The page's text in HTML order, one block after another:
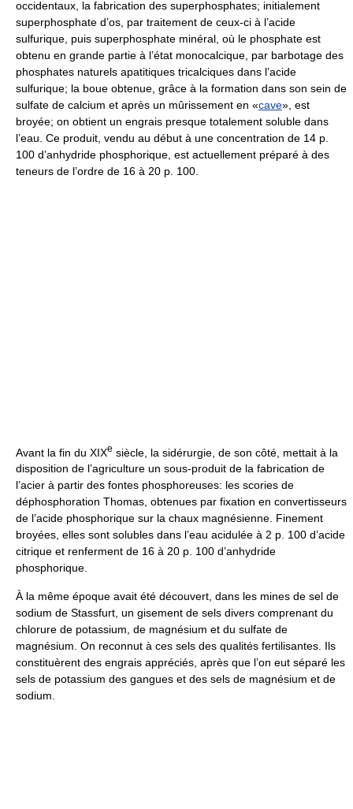
occidentaux, la fabrication des superphosphates; initialement
superphosphate d’os, par traitement de ceux-ci à l’acide
sulfurique, puis superphosphate minéral, où le phosphate est
obtenu en grande partie à l’état monocalcique, par barbotage des
phosphates naturels apatitiques tricalciques dans l’acide
sulfurique; la boue obtenue, grâce à la formation dans son sein de
sulfate de calcium et après un mûrissement en «cave», est
broyée; on obtient un engrais presque totalement soluble dans
l’eau. Ce produit, vendu au début à une concentration de 14 p.
100 d’anhydride phosphorique, est actuellement préparé à des
teneurs de l’ordre de 16 à 20 p. 100.
Avant la fin du XIXe siècle, la sidérurgie, de son côté, mettait à la
disposition de l’agriculture un sous-produit de la fabrication de
l’acier à partir des fontes phosphoreuses: les scories de
déphosphoration Thomas, obtenues par fixation en convertisseurs
de l’acide phosphorique sur la chaux magnésienne. Finement
broyées, elles sont solubles dans l’eau acidulée à 2 p. 100 d’acide
citrique et renferment de 16 à 20 p. 100 d’anhydride
phosphorique.
À la même époque avait été découvert, dans les mines de sel de
sodium de Stassfurt, un gisement de sels divers comprenant du
chlorure de potassium, de magnésium et du sulfate de
magnésium. On reconnut à ces sels des qualités fertilisantes. Ils
constituèrent des engrais appréciés, après que l’on eut séparé les
sels de potassium des gangues et des sels de magnésium et de
sodium.